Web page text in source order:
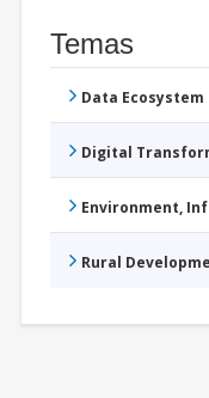
Temas
Data Ecosystem
Digital
Environment,
Rural